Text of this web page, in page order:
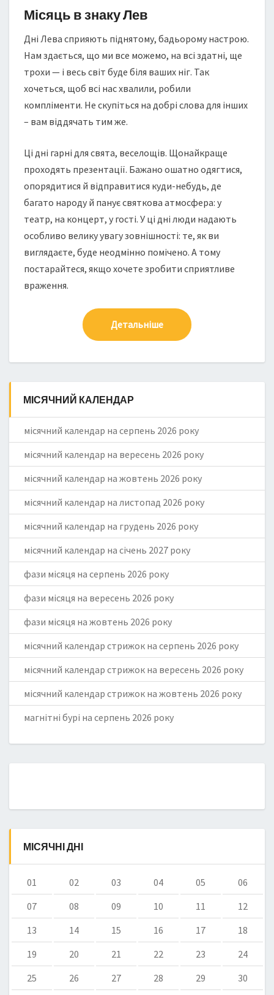
Місяць в знаку Лев
Дні Лева сприяють піднятому, бадьорому настрою.
Нам здається, що ми все можемо, на всі здатні, ще
трохи — і весь світ буде біля ваших ніг. Так
хочеться, щоб всі нас хвалили, робили
компліменти. Не скупіться на добрі слова для інших
– вам віддячать тим же.
Ці дні гарні для свята, веселощів. Щонайкраще
проходять презентації. Бажано ошатно одягтися,
опорядитися й відправитися куди-небудь, де
багато народу й панує святкова атмосфера: у
театр, на концерт, у гості. У ці дні люди надають
особливо велику увагу зовнішності: те, як ви
виглядаєте, буде неодмінно помічено. А тому
постарайтеся, якщо хочете зробити сприятливе
враження.
Детальніше
МІСЯЧНИЙ КАЛЕНДАР
місячний календар на серпень 2026 року
місячний календар на вересень 2026 року
місячний календар на жовтень 2026 року
місячний календар на листопад 2026 року
місячний календар на грудень 2026 року
місячний календар на січень 2027 року
фази місяця на серпень 2026 року
фази місяця на вересень 2026 року
фази місяця на жовтень 2026 року
місячний календар стрижок на серпень 2026 року
місячний календар стрижок на вересень 2026 року
місячний календар стрижок на жовтень 2026 року
магнітні бурі на серпень 2026 року
МІСЯЧНІ ДНІ
01 02 03 04 05
06
07
08 09 10 11
12
13
14 15 16 17
18
19
20 21 22 23
24
25
26 27 28 29 30